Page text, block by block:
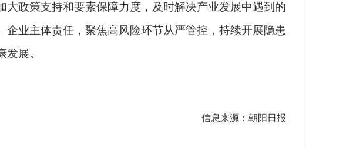
策支持和要素保障力度，及时解决产业发展中遇到的
业主体责任，聚焦高风险环节从严管控，持续开展隐患
展。
信息来源：朝阳日报